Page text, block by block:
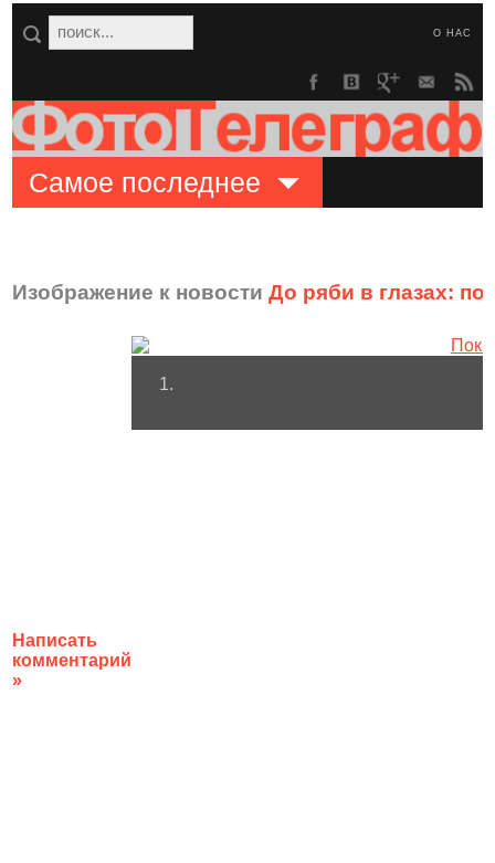
О НАС
Самое последнее
Изображение к новостиДо ряби в глазах:
Написать
комментарий
»
1.